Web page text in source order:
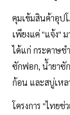
คุมเข้มสินค้าอุป
เพียงแค่ "แจ้ง"
ได้แก่ กระดาษช
ซักฟอก, น้ำยาซั
ก้อน และสบู่เหล
โครงการ "ไทย